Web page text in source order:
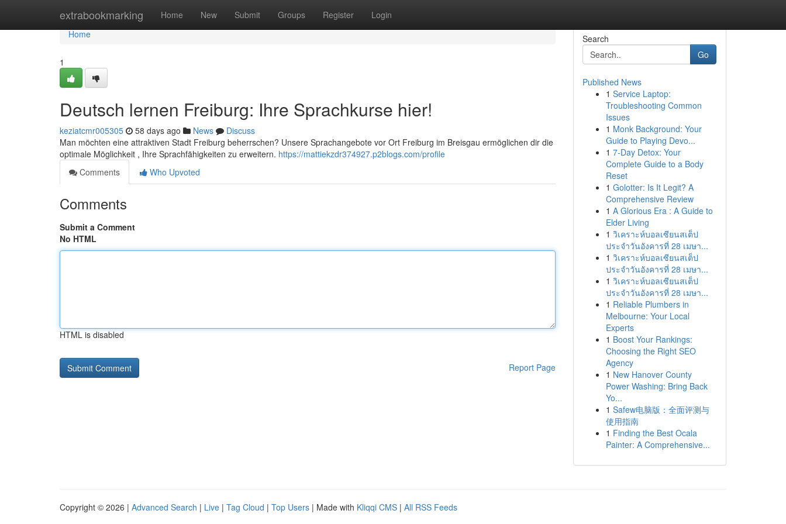
extrabookmarking Home New Submit Groups Register Login
Home
Home
1
Deutsch lernen Freiburg: Ihre Sprachkurse hier!
keziatcmr005305 58 days ago News
Discuss
Man möchten eine attraktiven Stadt Freiburg beherrschen? Unsere Sprachangebote vor Ort Freiburg im Breisgau ermöglichen dir die
optimale Möglichkeit , Ihre Sprachfähigkeiten zu erweitern. https://mattiekzdr374927.p2blogs.com/profile
Comments
Who Upvoted
Comments
Submit a Comment
No HTML
HTML is disabled
Report Page
Search
Go
Published News
1 Service Laptop:
Troubleshooting Common
Issues
1 Monk Background: Your
Guide to Playing Devo...
1 7-Day Detox: Your
Complete Guide to a Body
Reset
1 Golotter: Is It Legit? A
Comprehensive Review
1 A Glorious Era : A Guide to
Elder Living
1 วิเคราะห์บอลเซียนสเต็ป
ประจำวันอังคารที่ 28 เมษา...
1 วิเคราะห์บอลเซียนสเต็ป
ประจำวันอังคารที่ 28 เมษา...
1 วิเคราะห์บอลเซียนสเต็ป
ประจำวันอังคารที่ 28 เมษา...
1 Reliable Plumbers in
Melbourne: Your Local
Experts
1 Boost Your Rankings:
Choosing the Right SEO
Agency
1 New Hanover County
Power Washing: Bring Back
Yo...
1 Safew电脑版：全面评测与
使用指南
1 Finding the Best Ocala
Painter: A Comprehensive...
Copyright © 2026 | Advanced Search | Live | Tag Cloud | Top Users | Made with Kliqqi CMS | All RSS Feeds